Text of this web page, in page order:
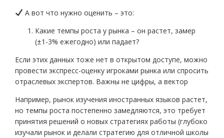
А вот что нужно оценить – это:
Какие темпы роста у рынка – он растет, замер
(±1-3% ежегодно) или падает?
Если этих данных тоже нет в открытом доступе, можно
провести экспресс-оценку игроками рынка или спросить
отраслевых экспертов. Важны не цифры, а вектор
Например, рынок изучения иностранных языков растет,
но темпы роста постепенно замедляются, это требует
принятия решений о новых стратегиях работы (глубоко
изучали рынок и делали стратегию для отличной школы